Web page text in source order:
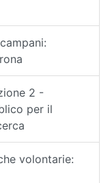
2 -
per il
volontarie: